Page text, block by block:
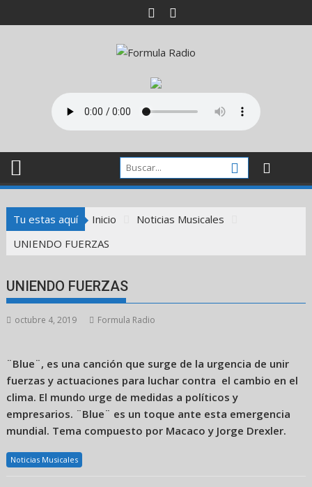
al
Tu estas aquí Inicio
Noticias Musicales
UNIENDO FUERZAS
UNIENDO FUERZAS
octubre 4, 2019 Formula Radio
¨Blue¨, es una canción que surge de la urgencia de unir
fuerzas y actuaciones para luchar contra el cambio en el
clima. El mundo urge de medidas a políticos y
empresarios. ¨Blue¨ es un toque ante esta emergencia
mundial. Tema compuesto por Macaco y Jorge Drexler.
Noticias Musicales